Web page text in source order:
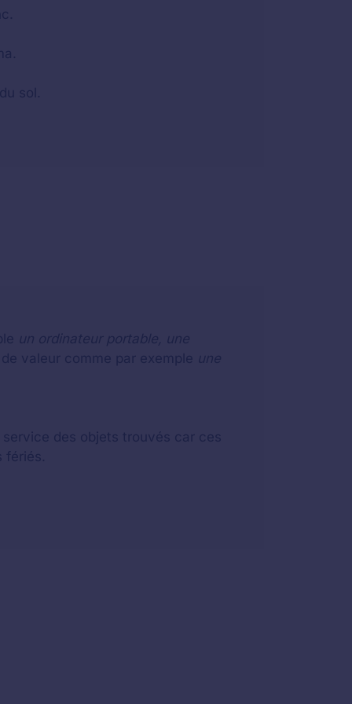
sol.
un ordinateur portable, une
valeur comme par exemple une
des objets trouvés car ces
fériés.